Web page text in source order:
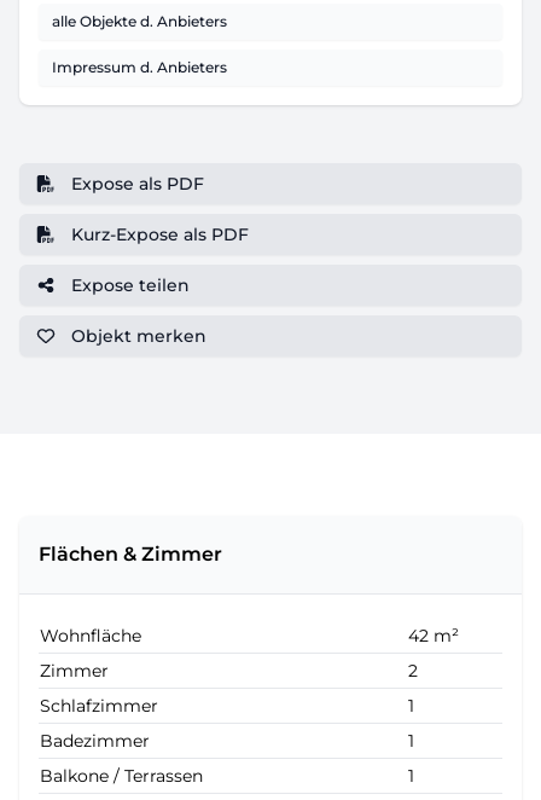
alle Objekte d. Anbieters
Impressum d. Anbieters
Expose als PDF
Kurz-Expose als PDF
Expose teilen
Objekt merken
Flächen & Zimmer
Wohnfläche
42 m²
Zimmer
2
Schlafzimmer
1
Badezimmer
1
Balkone / Terrassen
1